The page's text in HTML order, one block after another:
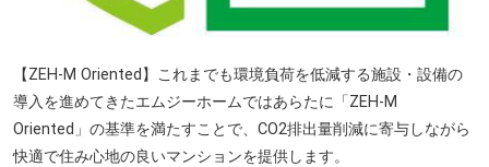
大垣市スイトピアセンター 徒歩9分（約700m）
【ZEH-M Oriented】これまでも環境負荷を低減する施設・設備の
導入を進めてきたエムジーホームではあらたに「ZEH-M
Oriented」の基準を満たすことで、CO2排出量削減に寄与しながら
快適で住み心地の良いマンションを提供します。